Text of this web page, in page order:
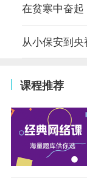
在贫寒中奋
从小保安到
课程推荐